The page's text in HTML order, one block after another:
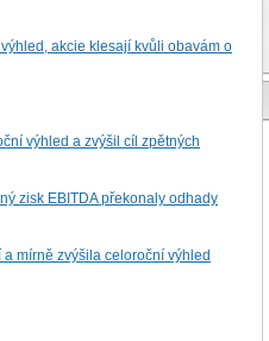
akcie klesají kvůli obavám o
výhled a zvýšil cíl zpětných
zisk EBITDA překonaly odhady
mírně zvýšila celoroční výhled